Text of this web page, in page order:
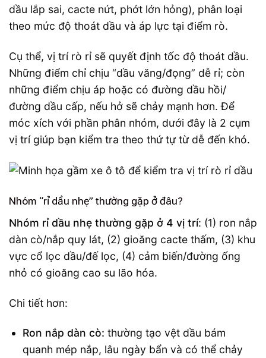
dầu lắp sai, cacte nứt, phớt lớn hỏng), phân loại
theo mức độ thoát dầu và áp lực tại điểm rò.
Cụ thể, vị trí rò rỉ sẽ quyết định tốc độ thoát dầu.
Những điểm chỉ chịu “dầu văng/đọng” dễ rỉ; còn
những điểm chịu áp hoặc có đường dầu hồi/
đường dầu cấp, nếu hở sẽ chảy mạnh hơn. Để
móc xích với phần phân nhóm, dưới đây là 2 cụm
vị trí giúp bạn kiểm tra theo thứ tự từ dễ đến khó.
Nhóm “rỉ dầu nhẹ” thường gặp ở đâu?
Nhóm rỉ dầu nhẹ thường gặp ở 4 vị trí: (1) ron nắp
dàn cò/nắp quy lát, (2) gioăng cacte thấm, (3) khu
vực cổ lọc dầu/đế lọc, (4) cảm biến/đường ống
nhỏ có gioăng cao su lão hóa.
Chi tiết hơn:
Ron nắp dàn cò: thường tạo vệt dầu bám
quanh mép nắp, lâu ngày bẩn và có thể chảy